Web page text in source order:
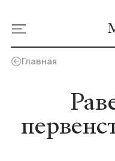
Онлайн-площадка
Главная